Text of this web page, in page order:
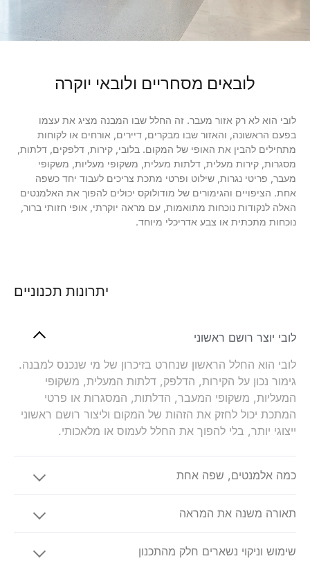
לובאים מסחריים ולובאי יוקרה
לובי הוא לא רק אזור מעבר. זה החלל שבו המבנה מציג את עצמו
בפעם הראשונה, והאזור שבו מבקרים, דיירים, אורחים או לקוחות
מתחילים להבין את האופי של המקום. בלובי, קירות, דלפקים, דלתות,
מסגרות, קירות מעלית, דלתות מעלית, משקופי מעליות, משקופי
מעבר, פריטי נגרות, שילוט ופרטי מתכת צריכים לעבוד יחד כשפה
אחת. הציפויים והגימורים של מודולוקס יכולים להפוך את האלמנטים
האלה לנקודות נוכחות מתואמות, עם מראה יוקרתי, אופי חזותי ברור,
נוכחות מתכתית או צבע אדריכלי מיוחד.
יתרונות תכנוניים
לובי יוצר רושם ראשוני
לובי הוא החלל הראשון שנחרט בזיכרון של מי שנכנס למבנה.
גימור נכון על הקירות, הדלפק, דלתות המעלית, משקופי
המעליות, משקופי המעבר, הדלתות, המסגרות או פרטי
המתכת יכול לחזק את הזהות של המקום וליצור רושם ראשוני
ייצוגי יותר, בלי להפוך את החלל לעמוס או מלאכותי.
כמה אלמנטים, שפה אחת
תאורה משנה את המראה
שימוש וניקוי נשארים חלק מהתכנון